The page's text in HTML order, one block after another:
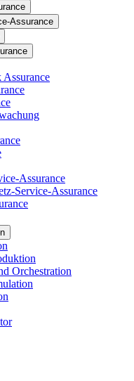
Assurance
Assurance
Service-Assurance
Orchestration